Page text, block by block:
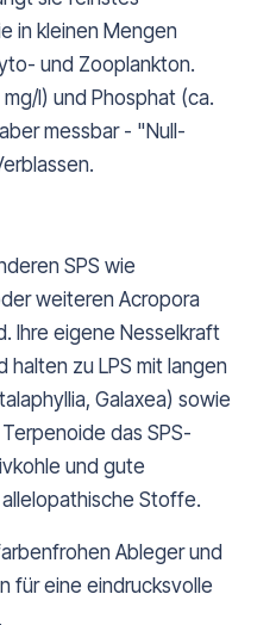
in kleinen Mengen
und Zooplankton.
l) und Phosphat (ca.
messbar - "Null-
SPS wie
weiteren Acropora
Ihre eigene Nesselkraft
halten zu LPS mit langen
Galaxea) sowie
das SPS-
und gute
Stoffe.
Ableger und
für eine eindrucksvolle